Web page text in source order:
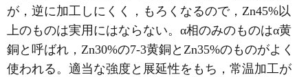
が，逆に加工しにくく，もろくなるので，Zn45%以
上のものは実用にはならない。α相のみのものはα黄
銅と呼ばれ，Zn30%の7-3黄銅とZn35%のものがよく
使われる。適当な強度と展延性をもち，常温加工が